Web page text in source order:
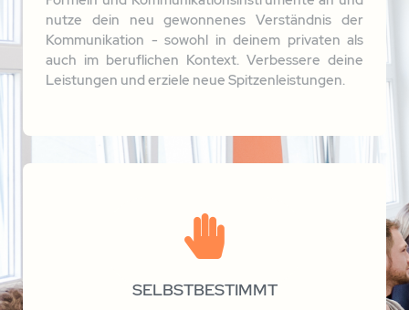
Karl Tischler
BEWERTUNG:
Sprache, konnte Wissen gut vermitteln, gute
Demos, habe mich bei ihr sehr wohl gefühlt, hatte
DANKE für ALLES!“